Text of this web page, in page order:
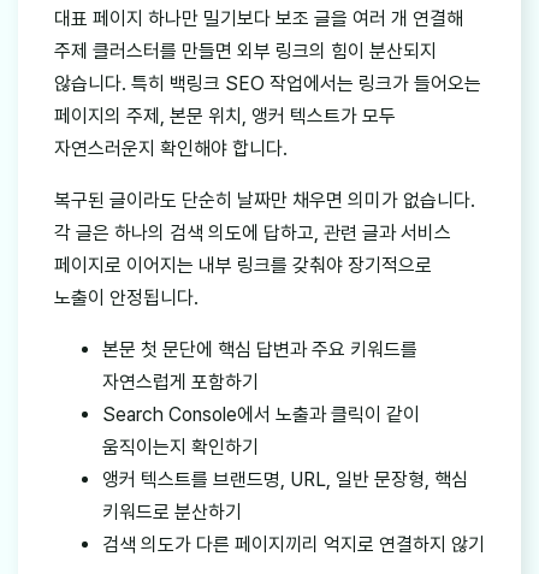
대표 페이지 하나만 밀기보다 보조 글을 여러 개 연결해
주제 클러스터를 만들면 외부 링크의 힘이 분산되지
않습니다. 특히 백링크 SEO 작업에서는 링크가 들어오는
페이지의 주제, 본문 위치, 앵커 텍스트가 모두
자연스러운지 확인해야 합니다.
복구된 글이라도 단순히 날짜만 채우면 의미가 없습니다.
각 글은 하나의 검색 의도에 답하고, 관련 글과 서비스
페이지로 이어지는 내부 링크를 갖춰야 장기적으로
노출이 안정됩니다.
본문 첫 문단에 핵심 답변과 주요 키워드를
자연스럽게 포함하기
Search Console에서 노출과 클릭이 같이
움직이는지 확인하기
앵커 텍스트를 브랜드명, URL, 일반 문장형, 핵심
키워드로 분산하기
검색 의도가 다른 페이지끼리 억지로 연결하지 않기